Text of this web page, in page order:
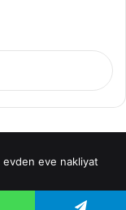
evden eve nakliyat